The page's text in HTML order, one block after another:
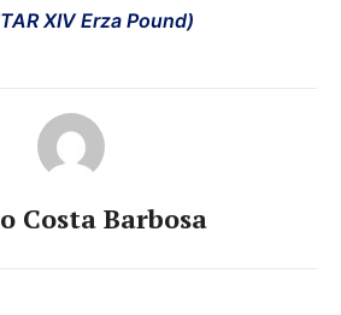
XIV Erza Pound)
Costa Barbosa